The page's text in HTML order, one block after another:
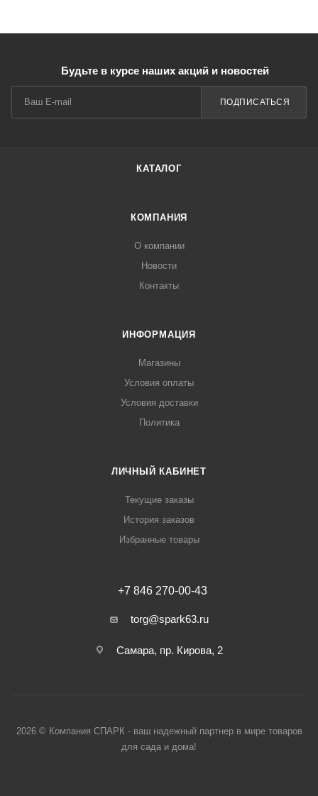
Будьте в курсе наших акций и новостей
ПОДПИСАТЬСЯ
КАТАЛОГ
КОМПАНИЯ
О компании
Новости
Контакты
ИНФОРМАЦИЯ
Магазины
Условия оплаты
Условия доставки
Политика
ЛИЧНЫЙ КАБИНЕТ
Текущие заказы
История заказов
Избранные товары
+7 846 270-00-43
torg@spark63.ru
Самара, пр. Кирова, 2
2026 © Компания СПАРК - ваш надежный партнер в мире товаров
для сада и дома!